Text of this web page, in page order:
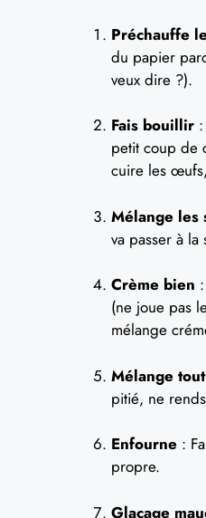
Préchauffe
du papier
veux dire ?).
Fais bouillir
petit coup de
cuire les
Mélange les
va passer à la
Crème bien
(ne joue pas
mélange
Mélange tout
pitié, ne
Enfourne :
propre.
Glaçage